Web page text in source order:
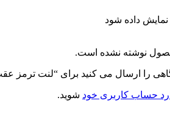
داده شود
نوشته نشده است.
می کنید برای “لنت ترمز عقب پژو 206 تیپ 5 مدل 93 به پایین –
حساب کاربری خود شوید.